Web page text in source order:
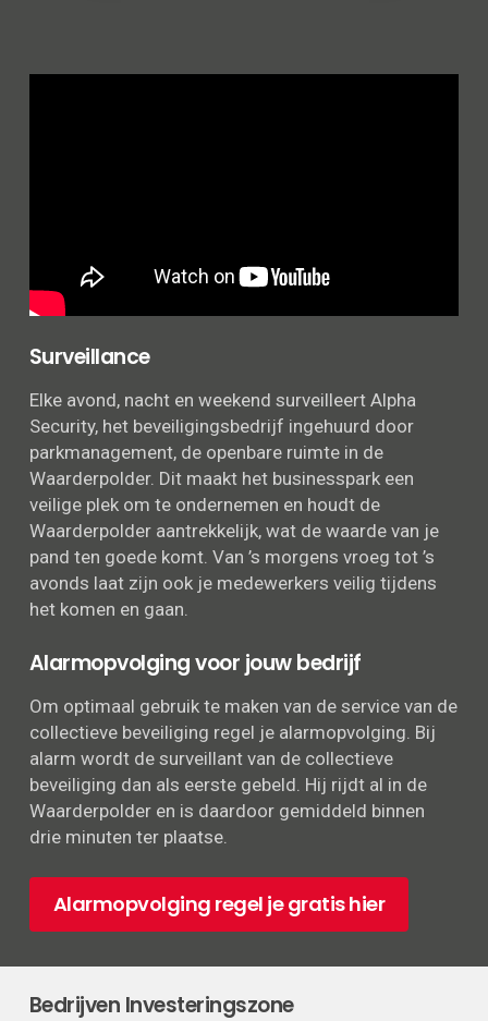
Surveillance
Elke avond, nacht en weekend surveilleert Alpha
Security, het beveiligingsbedrijf ingehuurd door
parkmanagement, de openbare ruimte in de
Waarderpolder. Dit maakt het businesspark een
veilige plek om te ondernemen en houdt de
Waarderpolder aantrekkelijk, wat de waarde van je
pand ten goede komt. Van ’s morgens vroeg tot ’s
avonds laat zijn ook je medewerkers veilig tijdens
het komen en gaan.
Alarmopvolging voor jouw bedrijf
Om optimaal gebruik te maken van de service van de
collectieve beveiliging regel je alarmopvolging. Bij
alarm wordt de surveillant van de collectieve
beveiliging dan als eerste gebeld. Hij rijdt al in de
Waarderpolder en is daardoor gemiddeld binnen
drie minuten ter plaatse.
Alarmopvolging regel je gratis hier
Bedrijven Investeringszone